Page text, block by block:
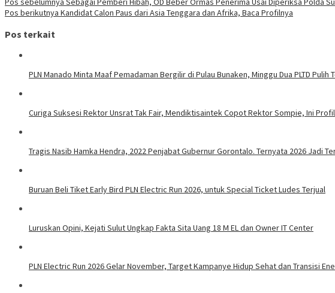
Pos berikutnya Kandidat Calon Paus dari Asia Tenggara dan Afrika, Baca Profilnya
Pos terkait
PLN Manado Minta Maaf Pemadaman Bergilir di Pulau Bunaken, Minggu Dua PLTD Pulih
Curiga Suksesi Rektor Unsrat Tak Fair, Mendiktisaintek Copot Rektor Sompie, Ini
Tragis Nasib Hamka Hendra, 2022 Penjabat Gubernur Gorontalo. Ternyata 2026 Jadi
Buruan Beli Tiket Early Bird PLN Electric Run 2026, untuk Special Ticket Ludes Terjual
Luruskan Opini, Kejati Sulut Ungkap Fakta Sita Uang 18 M EL dan Owner IT Center
PLN Electric Run 2026 Gelar November, Target Kampanye Hidup Sehat dan Transisi